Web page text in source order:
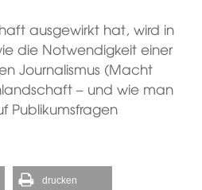
ausgewirkt hat, wird in
die Notwendigkeit einer
Journalismus (Macht
– und wie man
Publikumsfragen
drucken